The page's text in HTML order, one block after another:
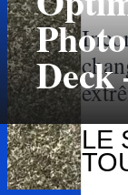
LE